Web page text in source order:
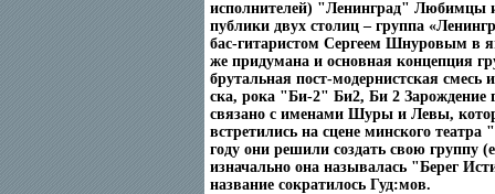
исполнителей) "Ленинград" Любимцы
публики двух столиц – группа
бас-гитаристом Сергеем Шнуровым в
же придумана и основная концепция
брутальная пост-модернистская смесь
ска, рока "Би-2" Би2, Би 2
связано с именами Шуры и Левы,
встретились на сцене минского
году они решили создать свою группу
изначально она называлась "Берег
название сократилось Гуд:мов.